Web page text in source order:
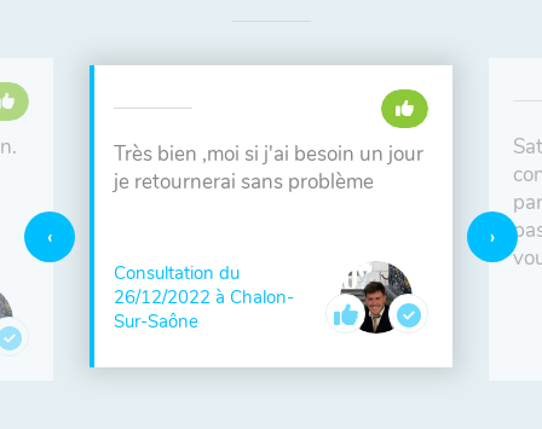
Très bien ,moi si j'ai besoin un jour
je retournerai sans problème
Consultation du
26/12/2022 à Chalon-
Sur-Saône